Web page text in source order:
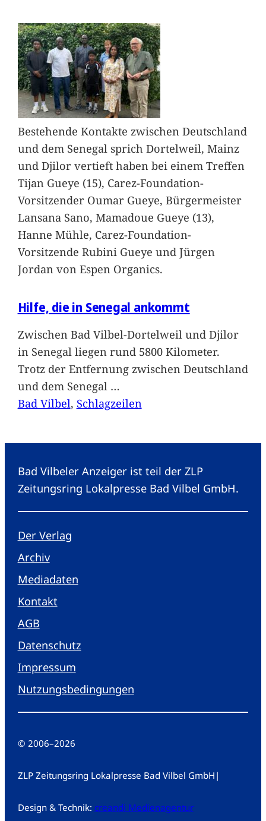
Bestehende Kontakte zwischen Deutschland
und dem Senegal sprich Dortelweil, Mainz
und Djilor vertieft haben bei einem Treffen
Tijan Gueye (15), Carez-Foundation-
Vorsitzender Oumar Gueye, Bürgermeister
Lansana Sano, Mamadoue Gueye (13),
Hanne Mühle, Carez-Foundation-
Vorsitzende Rubini Gueye und Jürgen
Jordan von Espen Organics.
Hilfe, die in Senegal ankommt
Zwischen Bad Vilbel-Dortelweil und Djilor
in Senegal liegen rund 5800 Kilometer.
Trotz der Entfernung zwischen Deutschland
und dem Senegal …
Bad Vilbel, Schlagzeilen
Bad Vilbeler Anzeiger ist teil der ZLP
Zeitungsring Lokalpresse Bad Vilbel GmbH.
Der Verlag
Archiv
Mediadaten
Kontakt
AGB
Datenschutz
Impressum
Nutzungsbedingungen
© 2006–2026
ZLP Zeitungsring Lokalpresse Bad Vilbel GmbH |
Design & Technik: creandi Medienagentur